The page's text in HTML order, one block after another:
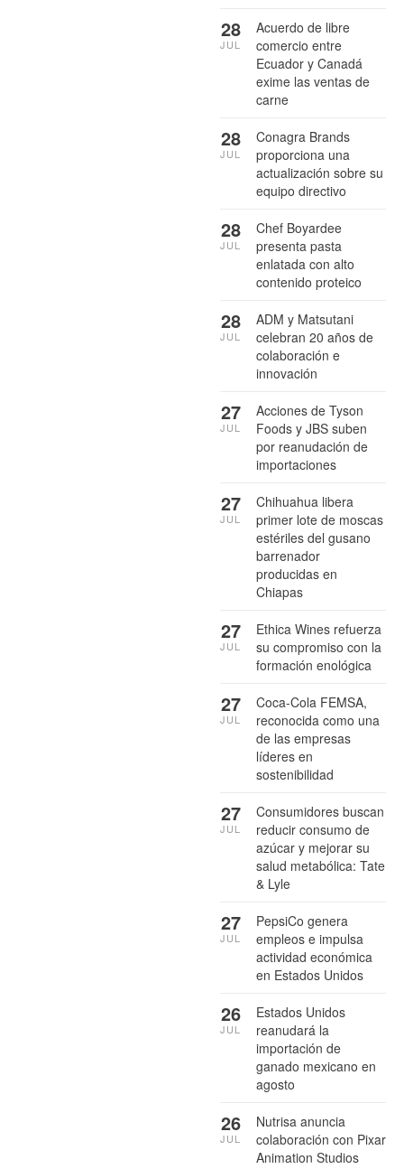
Acuerdo de libre
comercio entre
Ecuador y Canadá
exime las ventas de
carne
28
JUL
Conagra Brands
proporciona una
actualización sobre su
equipo directivo
28
JUL
Chef Boyardee
presenta pasta
enlatada con alto
contenido proteico
28
JUL
ADM y Matsutani
celebran 20 años de
colaboración e
innovación
28
JUL
Acciones de Tyson
Foods y JBS suben
por reanudación de
importaciones
27
JUL
Chihuahua libera
primer lote de moscas
estériles del gusano
barrenador
producidas en
Chiapas
27
JUL
Ethica Wines refuerza
su compromiso con la
formación enológica
27
JUL
Coca-Cola FEMSA,
reconocida como una
de las empresas
líderes en
sostenibilidad
27
JUL
Consumidores buscan
reducir consumo de
azúcar y mejorar su
salud metabólica: Tate
& Lyle
27
JUL
PepsiCo genera
empleos e impulsa
actividad económica
en Estados Unidos
27
JUL
Estados Unidos
reanudará la
importación de
ganado mexicano en
agosto
26
JUL
Nutrisa anuncia
colaboración con Pixar
Animation Studios
26
JUL